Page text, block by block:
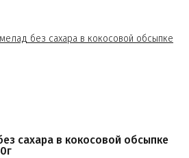
сахара в кокосовой обсыпке